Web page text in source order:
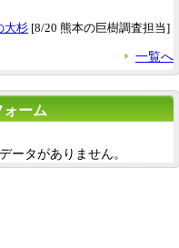
大杉 [8/20 熊本の巨樹調査担当]
一覧へ
ーム
データがありません。